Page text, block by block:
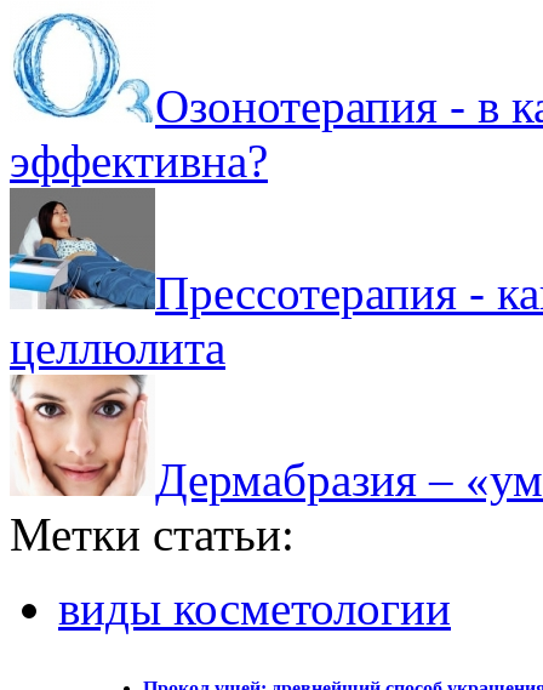
Озонотерапия - в
эффективна?
Прессотерапия -
целлюлита
Дермабразия –
Метки статьи:
виды косметологии